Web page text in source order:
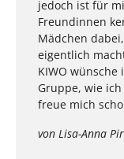
jedoch ist für
Freundinnen
Mädchen
eigentlich
KIWO
Gruppe, wie
freue mich
von Lisa-Anna